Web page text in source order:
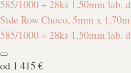
Side Row Choco, 5mm x
585/1000 + 28ks 1,50mm lab.
od 1 415 €